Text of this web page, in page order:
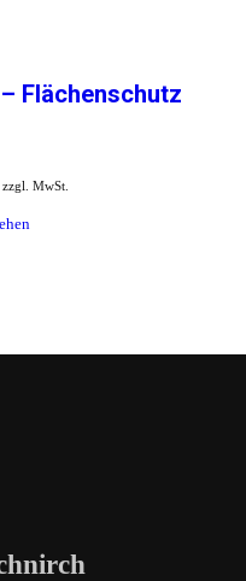
Flächenschutz
zzgl. MwSt.